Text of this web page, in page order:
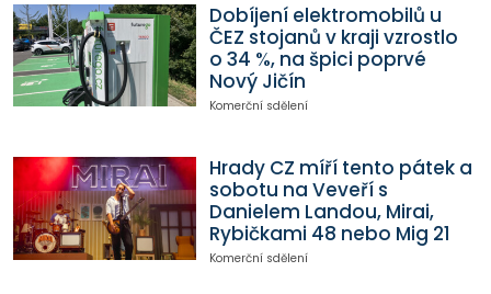
Dobíjení elektromobilů u
ČEZ stojanů v kraji vzrostlo
o 34 %, na špici poprvé
Nový Jičín
Komerční sdělení
Hrady CZ míří tento pátek a
sobotu na Veveří s
Danielem Landou, Mirai,
Rybičkami 48 nebo Mig 21
Komerční sdělení